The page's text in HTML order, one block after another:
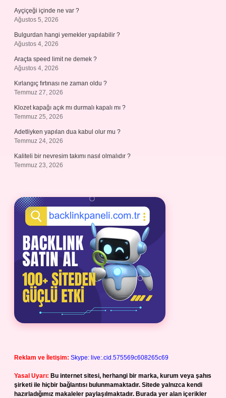
Ayçiçeği içinde ne var ?
Ağustos 5, 2026
Bulgurdan hangi yemekler yapılabilir ?
Ağustos 4, 2026
Araçta speed limit ne demek ?
Ağustos 4, 2026
Kırlangıç fırtınası ne zaman oldu ?
Temmuz 27, 2026
Klozet kapağı açık mı durmalı kapalı mı ?
Temmuz 25, 2026
Adetliyken yapılan dua kabul olur mu ?
Temmuz 24, 2026
Kaliteli bir nevresim takımı nasıl olmalıdır ?
Temmuz 23, 2026
Reklam ve İletişim: Skype: live:.cid.575569c608265c69
Yasal Uyarı: Bu internet sitesi, herhangi bir marka, kurum veya şahıs
şirketi ile hiçbir bağlantısı bulunmamaktadır. Sitede yalnızca kendi
hazırladığımız makaleler paylaşılmaktadır. Burada yer alan içerikler